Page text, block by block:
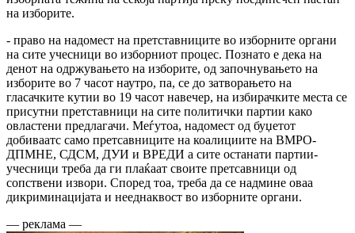
на изборите.
- право на надомест на претставниците во изборните органи
на сите учесници во изборниот процес. Познато е дека на
денот на одржувањето на изборите, од започнувањето на
изборите во 7 часот наутро, па, се до затворањето на
гласачките кутии во 19 часот навечер, на избирачките места се
присутни претставници на сите политички партии како
овластени предлагачи. Меѓутоа, надомест од буџетот
добиваатс само претсавниците на коалициите на ВМРО-
ДПМНЕ, СДСМ, ДУИ и ВРЕДИ а сите останати партии-
учесници треба да ги плаќаат своите претсавници од
сопствени извори. Според тоа, треба да се надмине оваа
дикриминацијата и нееднаквост во изборните органи.
— реклама —